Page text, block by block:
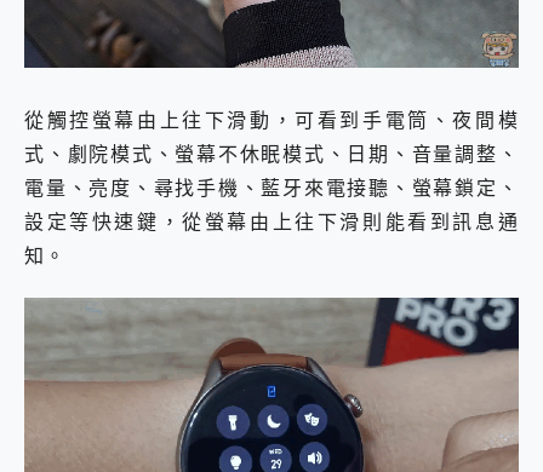
從觸控螢幕由上往下滑動，可看到手電筒、夜間模
式、劇院模式、螢幕不休眠模式、日期、音量調整、
電量、亮度、尋找手機、藍牙來電接聽、螢幕鎖定、
設定等快速鍵，從螢幕由上往下滑則能看到訊息通
知。